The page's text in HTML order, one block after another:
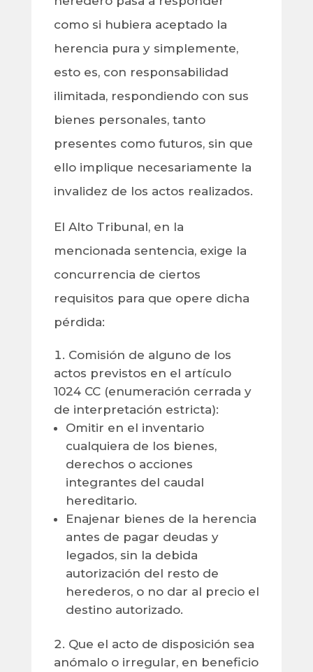
como si hubiera aceptado la
herencia pura y simplemente,
esto es, con responsabilidad
ilimitada, respondiendo con sus
bienes personales, tanto
presentes como futuros, sin que
ello implique necesariamente la
invalidez de los actos realizados.
El Alto Tribunal, en la
mencionada sentencia, exige la
concurrencia de ciertos
requisitos para que opere dicha
pérdida:
Comisión de alguno de los
actos previstos en el artículo
1024 CC (enumeración cerrada y
de interpretación estricta):
Omitir en el inventario
cualquiera de los bienes,
derechos o acciones
integrantes del caudal
hereditario.
Enajenar bienes de la herencia
antes de pagar deudas y
legados, sin la debida
autorización del resto de
herederos, o no dar al precio el
destino autorizado.
Que el acto de disposición sea
anómalo o irregular, en beneficio